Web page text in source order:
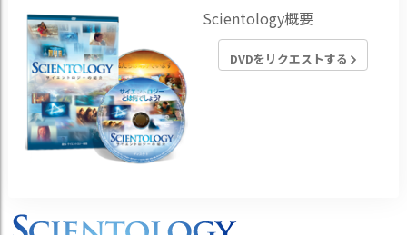
Scientology概要
DVDをリクエストする